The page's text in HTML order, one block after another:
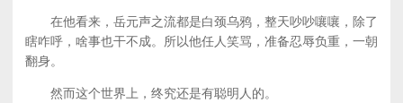
在他看来，岳元声之流都是白颈乌鸦，整天吵吵嚷嚷，除了
瞎咋呼，啥事也干不成。所以他任人笑骂，准备忍辱负重，一朝
翻身。
然而这个世界上，终究还是有聪明人的。